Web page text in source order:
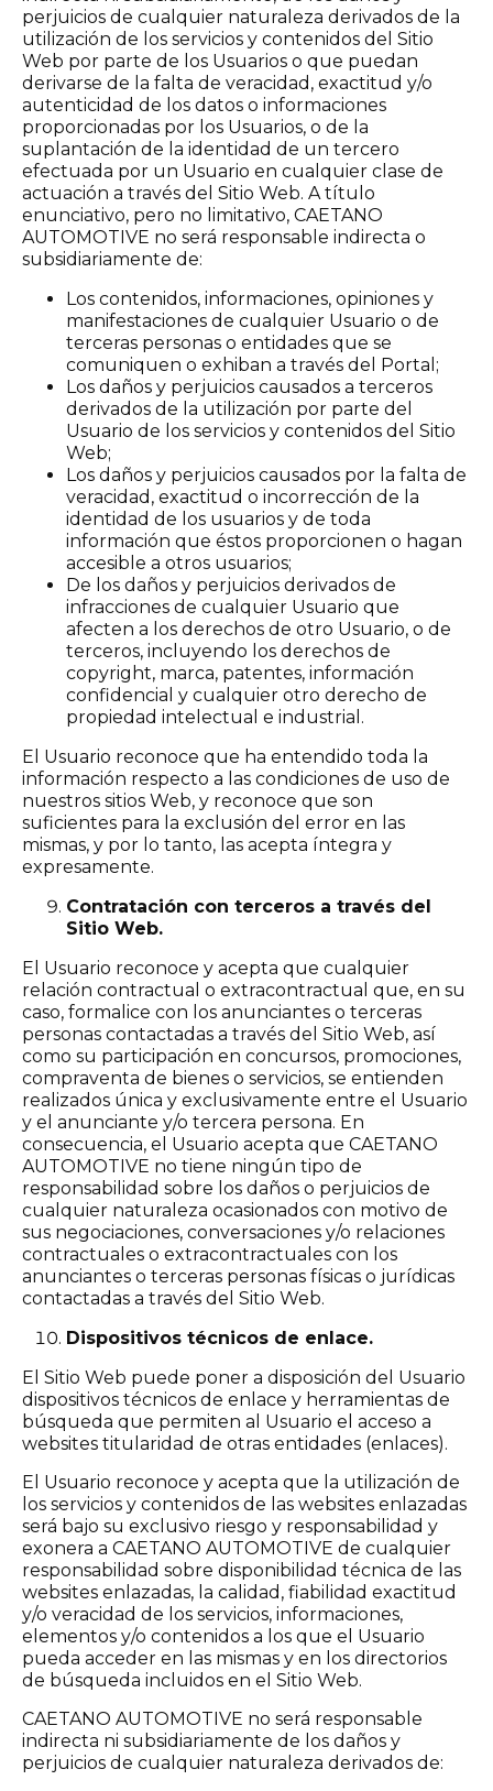
perjuicios de cualquier naturaleza derivados de la
utilización de los servicios y contenidos del Sitio
Web por parte de los Usuarios o que puedan
derivarse de la falta de veracidad, exactitud y/o
autenticidad de los datos o informaciones
proporcionadas por los Usuarios, o de la
suplantación de la identidad de un tercero
efectuada por un Usuario en cualquier clase de
actuación a través del Sitio Web. A título
enunciativo, pero no limitativo, CAETANO
AUTOMOTIVE no será responsable indirecta o
subsidiariamente de:
Los contenidos, informaciones, opiniones y
manifestaciones de cualquier Usuario o de
terceras personas o entidades que se
comuniquen o exhiban a través del Portal;
Los daños y perjuicios causados a terceros
derivados de la utilización por parte del
Usuario de los servicios y contenidos del Sitio
Web;
Los daños y perjuicios causados por la falta de
veracidad, exactitud o incorrección de la
identidad de los usuarios y de toda
información que éstos proporcionen o hagan
accesible a otros usuarios;
De los daños y perjuicios derivados de
infracciones de cualquier Usuario que
afecten a los derechos de otro Usuario, o de
terceros, incluyendo los derechos de
copyright, marca, patentes, información
confidencial y cualquier otro derecho de
propiedad intelectual e industrial.
El Usuario reconoce que ha entendido toda la
información respecto a las condiciones de uso de
nuestros sitios Web, y reconoce que son
suficientes para la exclusión del error en las
mismas, y por lo tanto, las acepta íntegra y
expresamente.
Contratación con terceros a través del
Sitio Web.
El Usuario reconoce y acepta que cualquier
relación contractual o extracontractual que, en su
caso, formalice con los anunciantes o terceras
personas contactadas a través del Sitio Web, así
como su participación en concursos, promociones,
compraventa de bienes o servicios, se entienden
realizados única y exclusivamente entre el Usuario
y el anunciante y/o tercera persona. En
consecuencia, el Usuario acepta que CAETANO
AUTOMOTIVE no tiene ningún tipo de
responsabilidad sobre los daños o perjuicios de
cualquier naturaleza ocasionados con motivo de
sus negociaciones, conversaciones y/o relaciones
contractuales o extracontractuales con los
anunciantes o terceras personas físicas o jurídicas
contactadas a través del Sitio Web.
Dispositivos técnicos de enlace.
El Sitio Web puede poner a disposición del Usuario
dispositivos técnicos de enlace y herramientas de
búsqueda que permiten al Usuario el acceso a
websites titularidad de otras entidades (enlaces).
El Usuario reconoce y acepta que la utilización de
los servicios y contenidos de las websites enlazadas
será bajo su exclusivo riesgo y responsabilidad y
exonera a CAETANO AUTOMOTIVE de cualquier
responsabilidad sobre disponibilidad técnica de las
websites enlazadas, la calidad, fiabilidad exactitud
y/o veracidad de los servicios, informaciones,
elementos y/o contenidos a los que el Usuario
pueda acceder en las mismas y en los directorios
de búsqueda incluidos en el Sitio Web.
CAETANO AUTOMOTIVE no será responsable
indirecta ni subsidiariamente de los daños y
perjuicios de cualquier naturaleza derivados de: